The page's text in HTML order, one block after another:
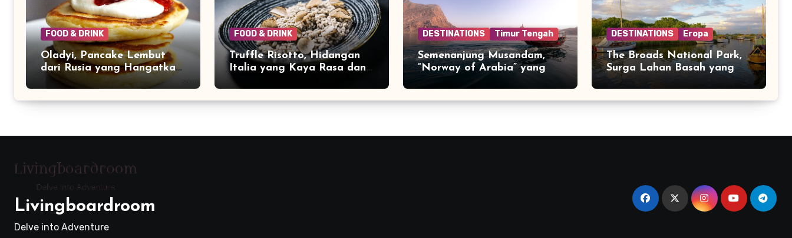
FOOD & DRINK
Oladyi, Pancake Lembut
dari Rusia yang Hangatkan
Meja Makan Keluarga
FOOD & DRINK
Truffle Risotto, Hidangan
Italia yang Kaya Rasa dan
Aroma
DESTINATIONS Timur Tengah
Semenanjung Musandam,
“Norway of Arabia” yang
DESTINATIONS Eropa
The Broads National Park,
Surga Lahan Basah yang
Tenang di Inggris Timur
Livingboardroom
Delve into Adventure